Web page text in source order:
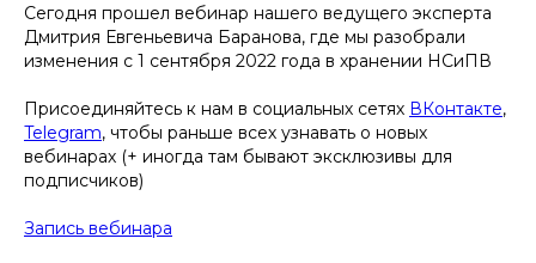
Сегодня прошел вебинар нашего ведущего эксперта
Дмитрия Евгеньевича Баранова, где мы разобрали
изменения с 1 сентября 2022 года в хранении НСиПВ
Присоединяйтесь к нам в социальных сетях ВКонтакте,
Telegram, чтобы раньше всех узнавать о новых
вебинарах (+ иногда там бывают эксклюзивы для
подписчиков)
Запись вебинара